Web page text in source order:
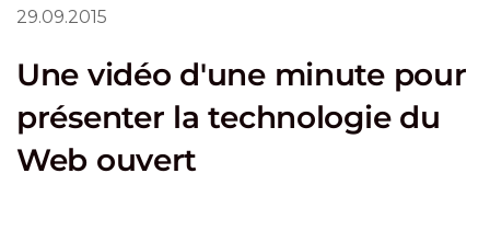
29.09.2015
Une vidéo d'une minute pour
présenter la technologie du
Web ouvert